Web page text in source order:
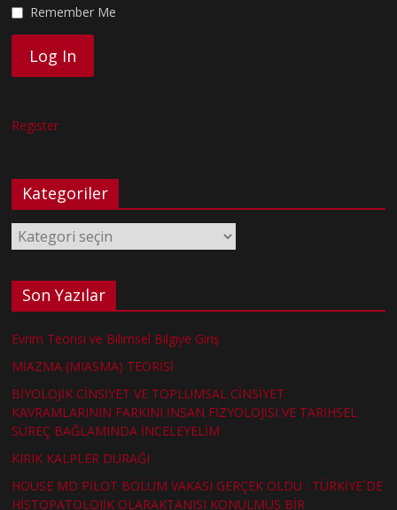
Remember Me
Register
Kategoriler
Kategoriler
Son Yazılar
Evrim Teorisi ve Bilimsel Bilgiye Giriş
MİAZMA (MIASMA) TEORİSİ
BİYOLOJİK CİNSİYET VE TOPLUMSAL CİNSİYET
KAVRAMLARININ FARKINI İNSAN FİZYOLOJİSİ VE TARİHSEL
SÜREÇ BAĞLAMINDA İNCELEYELİM
KIRIK KALPLER DURAĞI
HOUSE MD PİLOT BÖLÜM VAKASI GERÇEK OLDU : TÜRKİYE´DE
HİSTOPATOLOJİK OLARAKTANISI KONULMUŞ BİR